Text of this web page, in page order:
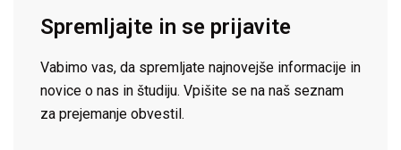
Spremljajte in se prijavite
Vabimo vas, da spremljate najnovejše informacije in
novice o nas in študiju. Vpišite se na naš seznam
za prejemanje obvestil.